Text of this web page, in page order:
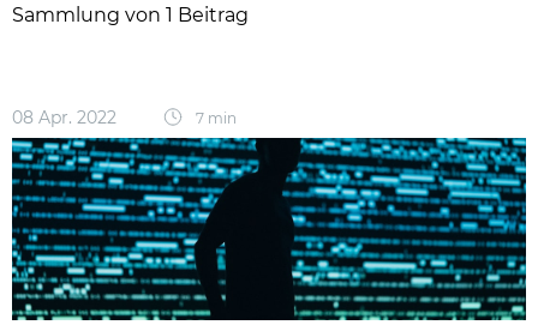
Sammlung von 1 Beitrag
08 Apr. 2022 7 min